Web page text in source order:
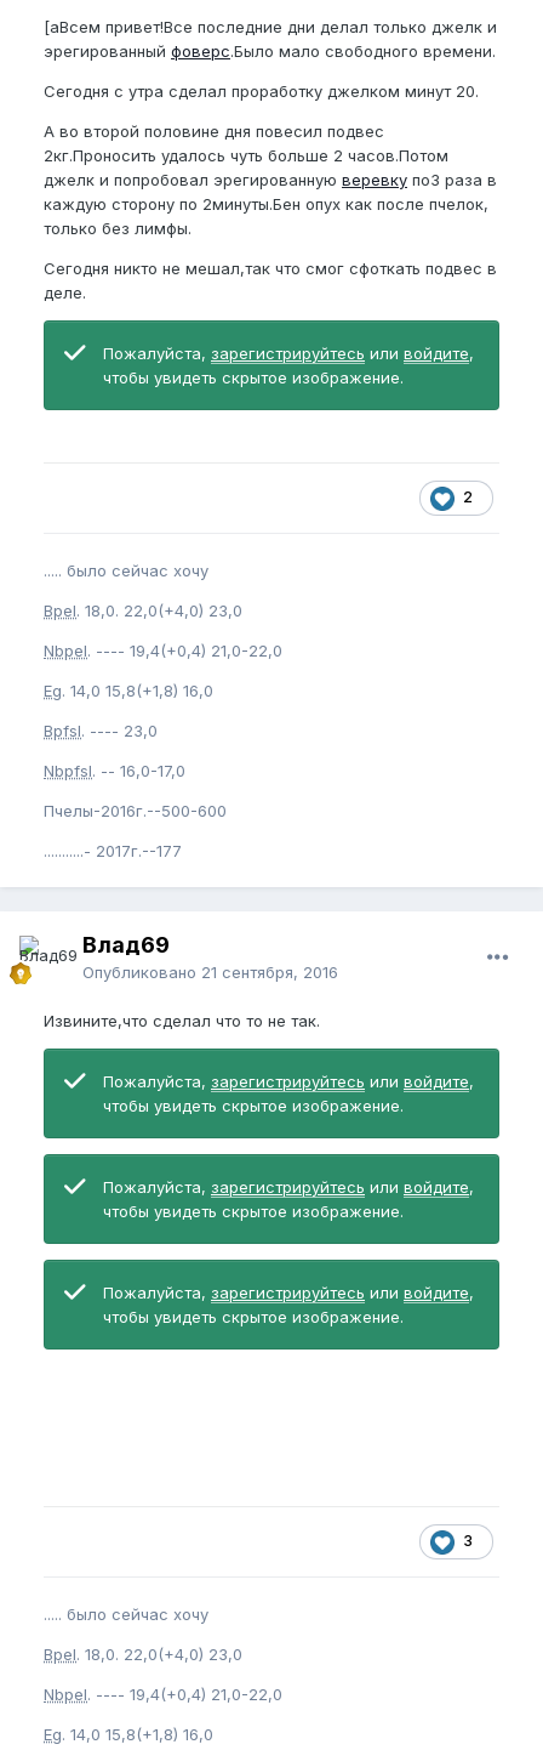
[aВсем привет!Все последние дни делал только джелк и
эрегированный фоверс.Было мало свободного времени.
Сегодня с утра сделал проработку джелком минут 20.
А во второй половине дня повесил подвес
2кг.Проносить удалось чуть больше 2 часов.Потом
джелк и попробовал эрегированную веревку по3 раза в
каждую сторону по 2минуты.Бен опух как после пчелок,
только без лимфы.
Сегодня никто не мешал,так что смог сфоткать подвес в
деле.
Пожалуйста, зарегистрируйтесь или войдите,
чтобы увидеть скрытое изображение.
2
..... было сейчас хочу
Bpel. 18,0. 22,0(+4,0) 23,0
Nbpel. ---- 19,4(+0,4) 21,0-22,0
Eg. 14,0 15,8(+1,8) 16,0
Bpfsl. ---- 23,0
Nbpfsl. -- 16,0-17,0
Пчелы-2016г.--500-600
...........- 2017г.--177
Влад69
Опубликовано 21 сентября, 2016
Извините,что сделал что то не так.
Пожалуйста, зарегистрируйтесь или войдите,
чтобы увидеть скрытое изображение.
Пожалуйста, зарегистрируйтесь или войдите,
чтобы увидеть скрытое изображение.
Пожалуйста, зарегистрируйтесь или войдите,
чтобы увидеть скрытое изображение.
3
..... было сейчас хочу
Bpel. 18,0. 22,0(+4,0) 23,0
Nbpel. ---- 19,4(+0,4) 21,0-22,0
Eg. 14,0 15,8(+1,8) 16,0